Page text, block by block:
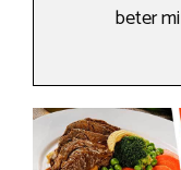
beter